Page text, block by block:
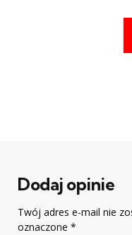
Dodaj opinie
Twój adres e-mail nie
oznaczone *